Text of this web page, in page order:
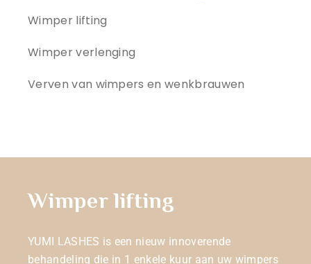
Wimper lifting
Wimper verlenging
Verven van wimpers en wenkbrauwen
Wimper lifting
YUMI LASHES is een nieuw innoverende
behandeling die in 1 enkele kuur aan uw wimpers